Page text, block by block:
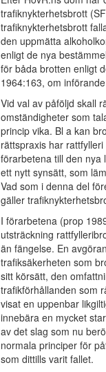
trafiknykterhetsbrott
trafiknykterhetsbrott
den uppmätta
enligt de nya
för båda brotten enligt
1964:163, om
Vid val av påföljd skall
omständigheter som
princip vika. Bl a kan
rättspraxis har
förarbetena till den nya
ett nytt synsätt, som
Vad som i denna del
gäller
I förarbetena (prop
utsträckning
än fängelse. En
trafiksäkerheten som
sitt körsätt, den
trafikförhållanden som
visat en uppenbar
innebära en mycket
av det slag som nu
normala principer för
som dittills varit fallet.